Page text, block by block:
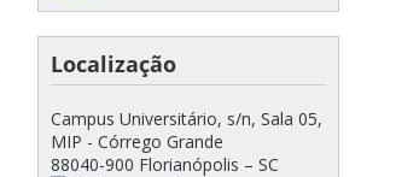
Localização
Campus Universitário, s/n, Sala 05,
MIP - Córrego Grande
88040-900 Florianópolis – SC